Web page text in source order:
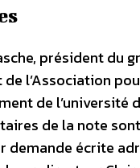
président du
l’Association
de l’université
de la note
demande écrite